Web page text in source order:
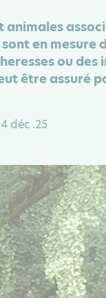
en mesure
ou des
être assuré
déc .25